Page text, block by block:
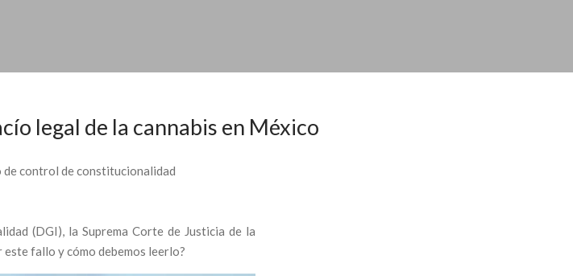
legal de la cannabis en México
de control de constitucionalidad
(DGI), la Suprema Corte de Justicia de la
este fallo y cómo debemos leerlo?